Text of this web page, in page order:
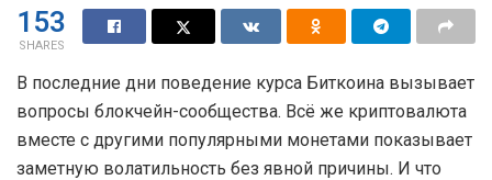
153
SHARES
В последние дни поведение курса Биткоина вызывает
вопросы блокчейн-сообщества. Всё же криптовалюта
вместе с другими популярными монетами показывает
заметную волатильность без явной причины. И что